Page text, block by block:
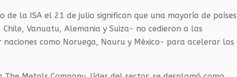
de la ISA el 21 de julio significan que una mayoría de países
Vanuatu, Alemania y Suiza- no cedieron a las
como Noruega, Nauru y México- para acelerar las